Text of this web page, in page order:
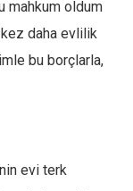
mahkum oldum
kez daha evlilik
bu borçlarla,
evi terk